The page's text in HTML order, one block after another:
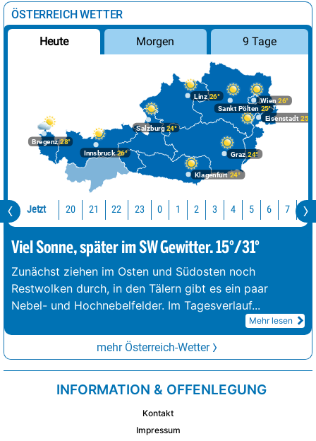
ÖSTERREICH WETTER
Heute Morgen 9 Tage
Bregenz28°
Graz24°
Innsbruck26°
Klagenfurt 24°
Linz26°
Salzburg24°
Wien 26°
Eisenstadt 25°
Sankt Pölten 25°
Jetzt 20 21 22 23 0 1 2 3 4 5 6 7 8
Viel Sonne, später im SW Gewitter. 15°/31°
Zunächst ziehen im Osten und Südosten noch
Restwolken durch, in den Tälern gibt es ein paar
Nebel- und Hochnebelfelder. Im Tagesverlauf...
Mehr lesen
mehr Österreich-Wetter
INFORMATION & OFFENLEGUNG
Kontakt
Impressum